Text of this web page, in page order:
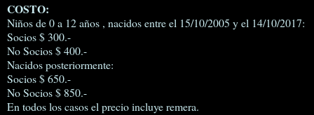
COSTO:
Niños de 0 a 12 años , nacidos entre el 15/10/2005 y el 14/10/2017:
Socios $ 300.-
No Socios $ 400.-
Nacidos posteriormente:
Socios $ 650.-
No Socios $ 850.-
En todos los casos el precio incluye remera.